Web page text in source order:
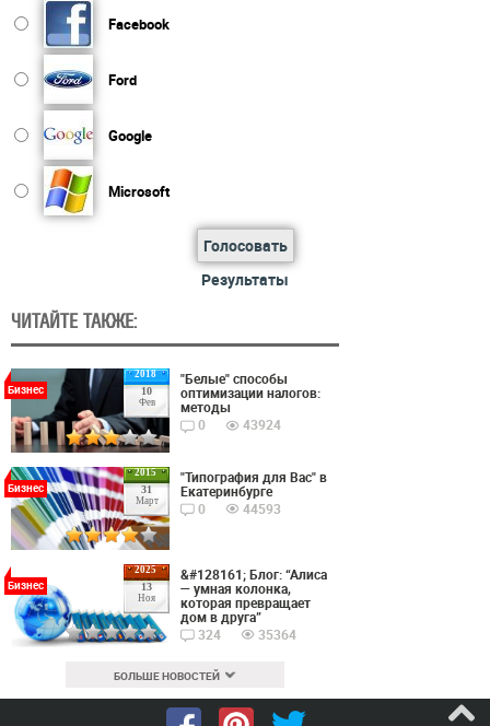
Facebook
Ford
Google
Microsoft
Голосовать
Результаты
ЧИТАЙТЕ ТАКЖЕ:
2018
10
Фев
Бизнес
"Белые" способы
оптимизации налогов:
методы
0
43924
2015
31
Март
Бизнес
"Типография для Вас" в
Екатеринбурге
0
44593
2025
13
Ноя
Бизнес
&#128161; Блог: “Алиса
— умная колонка,
которая превращает
дом в друга”
324
35364
БОЛЬШЕ НОВОСТЕЙ